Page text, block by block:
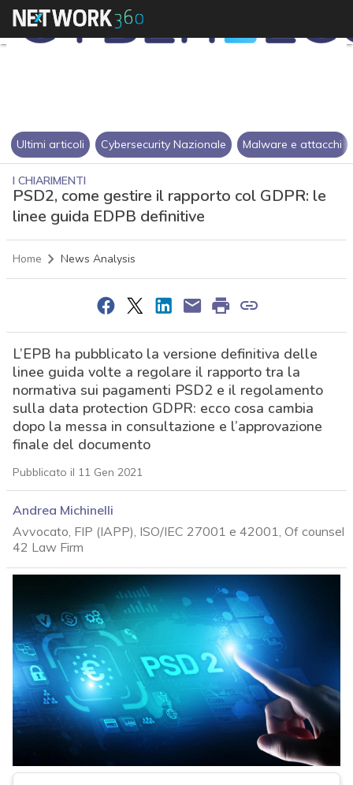
Ultimi articoli Cybersecurity Nazionale Malware e attacchi
I CHIARIMENTI
PSD2, come gestire il rapporto col GDPR: le
linee guida EDPB definitive
Home News Analysis
L’EPB ha pubblicato la versione definitiva delle
linee guida volte a regolare il rapporto tra la
normativa sui pagamenti PSD2 e il regolamento
sulla data protection GDPR: ecco cosa cambia
dopo la messa in consultazione e l’approvazione
finale del documento
Pubblicato il 11 Gen 2021
Andrea Michinelli
Avvocato, FIP (IAPP), ISO/IEC 27001 e 42001, Of counsel
42 Law Firm